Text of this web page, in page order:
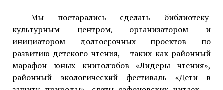
– Мы постарались сделать библиотеку
культурным центром, организатором и
инициатором долгосрочных проектов по
развитию детского чтения, – таких как районный
марафон юных книголюбов «Лидеры чтения»,
районный экологический фестиваль «Дети в